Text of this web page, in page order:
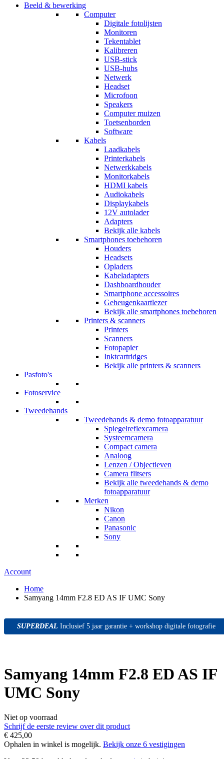
Beeld & bewerking
Computer
Digitale fotolijsten
Monitoren
Tekentablet
Kalibreren
USB-stick
USB-hubs
Netwerk
Headset
Microfoon
Speakers
Computer muizen
Toetsenborden
Software
Kabels
Laadkabels
Printerkabels
Netwerkkabels
Monitorkabels
HDMI kabels
Audiokabels
Displaykabels
12V autolader
Adapters
Bekijk alle kabels
Smartphones toebehoren
Houders
Headsets
Opladers
Kabeladapters
Dashboardhouder
Smartphone accessoires
Geheugenkaartlezer
Bekijk alle smartphones toebehoren
Printers & scanners
Printers
Scanners
Fotopapier
Inktcartridges
Bekijk alle printers & scanners
Pasfoto's
Fotoservice
Tweedehands
Tweedehands & demo fotoapparatuur
Spiegelreflexcamera
Systeemcamera
Compact camera
Analoog
Lenzen / Objectieven
Camera flitsers
Bekijk alle tweedehands & demo
fotoapparatuur
Merken
Nikon
Canon
Panasonic
Sony
Account
Home
Samyang 14mm F2.8 ED AS IF UMC Sony
SUPERDEAL
SUPERDEAL
SUPERDEAL Inclusief 5 jaar garantie + workshop digitale fotografie
Samyang 14mm F2.8 ED AS IF
UMC Sony
Niet op voorraad
Schrijf de eerste review over dit product
€ 425,00
Ophalen in winkel is mogelijk. Bekijk onze 6 vestigingen